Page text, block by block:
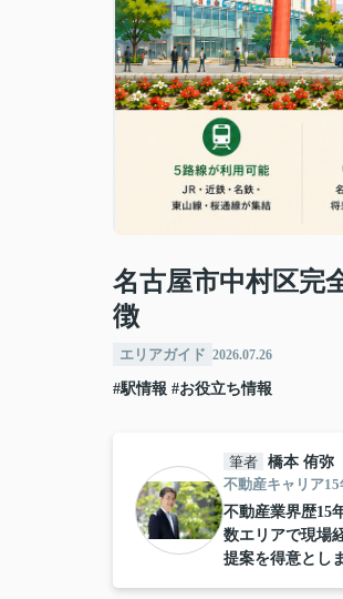
名古屋市中村区完
徴
エリアガイド 2026.07.26
#駅情報 #お役立ち情報
筆者 橋本 侑弥
不動産キャリア15
不動産業界歴15
数エリアで現場
提案を得意とし